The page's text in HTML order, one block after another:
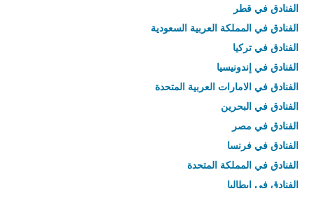
الفنادق في قطر
الفنادق في المملكة العربية السعودية
الفنادق في تركيا
الفنادق في إندونيسيا
الفنادق في الامارات العربية المتحدة
الفنادق في البحرين
الفنادق في مصر
الفنادق في فرنسا
الفنادق في المملكة المتحدة
الفنادق في إيطاليا